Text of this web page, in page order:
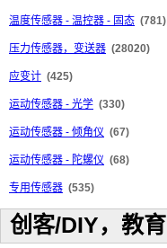
温度传感器 - 温控器 - 固态 (781)
压力传感器，变送器 (28020)
应变计 (425)
运动传感器 - 光学 (330)
运动传感器 - 倾角仪 (67)
运动传感器 - 陀螺仪 (68)
专用传感器 (535)
创客/DIY，教育